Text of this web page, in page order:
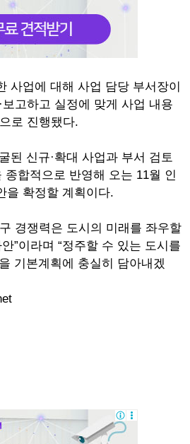
사업에 대해 사업 담당 부서장이
고하고 실정에 맞게 사업 내용
로 진행됐다.
된 신규·확대 사업과 부서 검토
합적으로 반영해 오는 11월 인
을 확정할 계획이다.
경쟁력은 도시의 미래를 좌우할
”이라며 “정주할 수 있는 도시를
기본계획에 충실히 담아내겠